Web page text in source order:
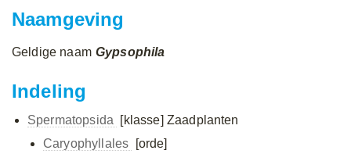
Naamgeving
Geldige naam Gypsophila
Indeling
Spermatopsida [klasse] Zaadplanten
Caryophyllales
[orde]